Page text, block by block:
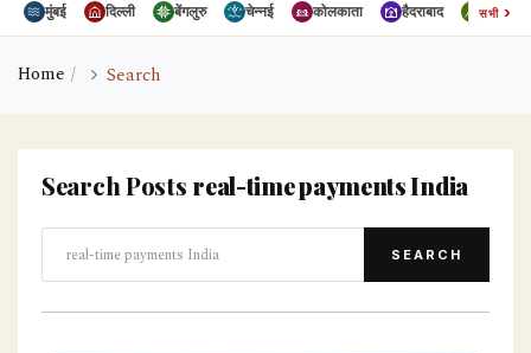
मुंबई दिल्ली बेंगलुरु चेन्नई कोलकाता हैदराबाद पुणे
सभी›
Home Search
Search Posts real-time payments India
SEARCH